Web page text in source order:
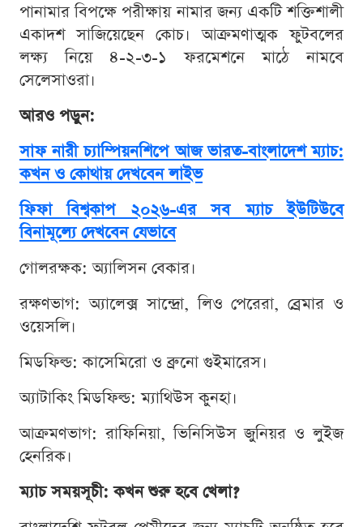
পানামার বিপক্ষে পরীক্ষায় নামার জন্য একটি শক্তিশালী
একাদশ সাজিয়েছেন কোচ। আক্রমণাত্মক ফুটবলের
লক্ষ্য নিয়ে ৪-২-৩-১ ফরমেশনে মাঠে নামবে
সেলেসাওরা।
আরও পড়ুন:
সাফ নারী চ্যাম্পিয়নশিপে আজ ভারত-বাংলাদেশ ম্যাচ:
কখন ও কোথায় দেখবেন লাইভ
ফিফা বিশ্বকাপ ২০২৬-এর সব ম্যাচ ইউটিউবে
বিনামূল্যে দেখবেন যেভাবে
গোলরক্ষক: অ্যালিসন বেকার।
রক্ষণভাগ: অ্যালেক্স সান্দ্রো, লিও পেরেরা, ব্রেমার ও
ওয়েসলি।
মিডফিল্ড: কাসেমিরো ও ব্রুনো গুইমারেস।
অ্যাটাকিং মিডফিল্ড: ম্যাথিউস কুনহা।
আক্রমণভাগ: রাফিনিয়া, ভিনিসিউস জুনিয়র ও লুইজ
হেনরিক।
ম্যাচ সময়সূচী: কখন শুরু হবে খেলা?